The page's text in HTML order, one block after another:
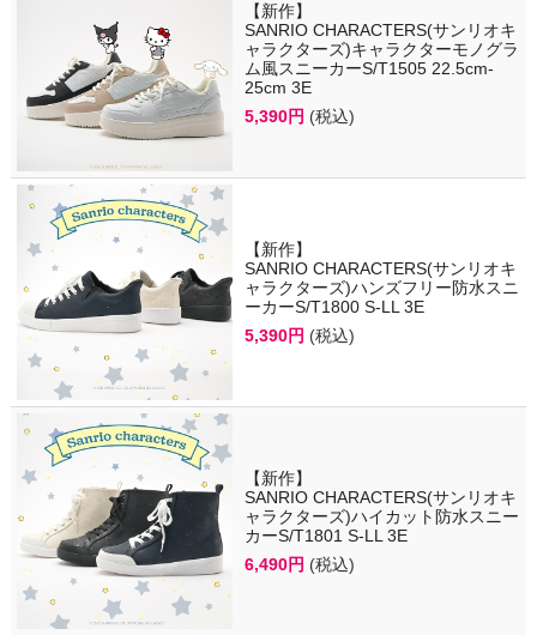
【新作】
SANRIO CHARACTERS(サンリオキ
ャラクターズ)キャラクターモノグラ
ム風スニーカーS/T1505 22.5cm-
25cm 3E
5,390円 (税込)
【新作】
SANRIO CHARACTERS(サンリオキ
ャラクターズ)ハンズフリー防水スニ
ーカーS/T1800 S-LL 3E
5,390円 (税込)
【新作】
SANRIO CHARACTERS(サンリオキ
ャラクターズ)ハイカット防水スニー
カーS/T1801 S-LL 3E
6,490円 (税込)